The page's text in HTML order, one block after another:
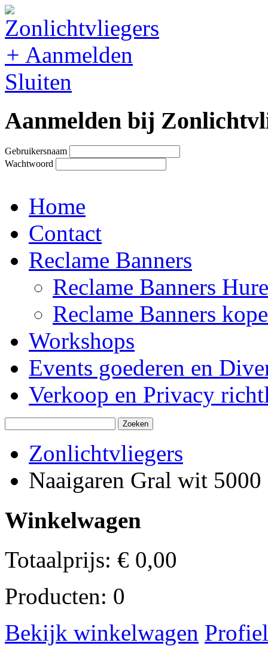
+ Aanmelden
Sluiten
Aanmelden bij
Gebruikersnaam
Wachtwoord
Home
Contact
Reclame Banners
Reclame Banners
Reclame Banners
Workshops
Events goederen en
Verkoop en Privacy
Zonlichtvliegers
Naaigaren Gral wit 5000
Winkelwagen
Totaalprijs: € 0,00
Producten: 0
Bekijk winkelwagen Profiel